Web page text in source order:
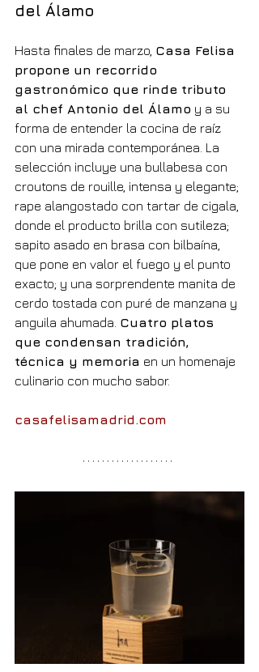
del Álamo
Hasta finales de marzo, Casa Felisa
propone un recorrido
gastronómico que rinde tributo
al chef Antonio del Álamo y a su
forma de entender la cocina de raíz
con una mirada contemporánea. La
selección incluye una bullabesa con
croutons de rouille, intensa y elegante;
rape alangostado con tartar de cigala,
donde el producto brilla con sutileza;
sapito asado en brasa con bilbaína,
que pone en valor el fuego y el punto
exacto; y una sorprendente manita de
cerdo tostada con puré de manzana y
anguila ahumada. Cuatro platos
que condensan tradición,
técnica y memoria en un homenaje
culinario con mucho sabor.
casafelisamadrid.com